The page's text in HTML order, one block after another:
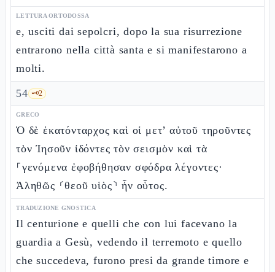
LETTURA ORTODOSSA
e, usciti dai sepolcri, dopo la sua risurrezione
entrarono nella città santa e si manifestarono a
molti.
54 🗝️2
GRECO
Ὁ δὲ ἑκατόνταρχος καὶ οἱ μετ’ αὐτοῦ τηροῦντες
τὸν Ἰησοῦν ἰδόντες τὸν σεισμὸν καὶ τὰ
⸀γενόμενα ἐφοβήθησαν σφόδρα λέγοντες·
Ἀληθῶς ⸂θεοῦ υἱὸς⸃ ἦν οὗτος.
TRADUZIONE GNOSTICA
Il centurione e quelli che con lui facevano la
guardia a Gesù, vedendo il terremoto e quello
che succedeva, furono presi da grande timore e